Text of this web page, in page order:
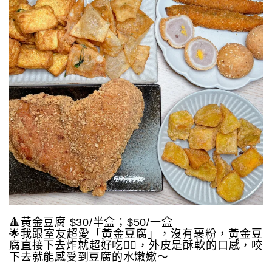
🔺黃金豆腐 $30/半盒；$50/一盒
🌟我跟室友超愛「黃金豆腐」，沒有裹粉，黃金豆
腐直接下去炸就超好吃👍🏻，外皮是酥軟的口感，咬
下去就能感受到豆腐的水嫩嫩～